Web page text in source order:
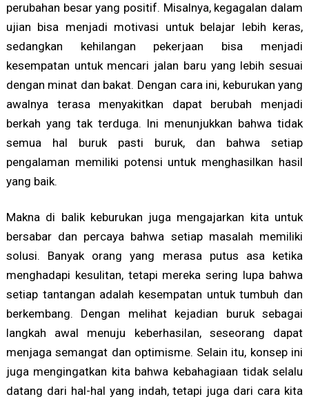
perubahan besar yang positif. Misalnya, kegagalan dalam
ujian bisa menjadi motivasi untuk belajar lebih keras,
sedangkan kehilangan pekerjaan bisa menjadi
kesempatan untuk mencari jalan baru yang lebih sesuai
dengan minat dan bakat. Dengan cara ini, keburukan yang
awalnya terasa menyakitkan dapat berubah menjadi
berkah yang tak terduga. Ini menunjukkan bahwa tidak
semua hal buruk pasti buruk, dan bahwa setiap
pengalaman memiliki potensi untuk menghasilkan hasil
yang baik.
Makna di balik keburukan juga mengajarkan kita untuk
bersabar dan percaya bahwa setiap masalah memiliki
solusi. Banyak orang yang merasa putus asa ketika
menghadapi kesulitan, tetapi mereka sering lupa bahwa
setiap tantangan adalah kesempatan untuk tumbuh dan
berkembang. Dengan melihat kejadian buruk sebagai
langkah awal menuju keberhasilan, seseorang dapat
menjaga semangat dan optimisme. Selain itu, konsep ini
juga mengingatkan kita bahwa kebahagiaan tidak selalu
datang dari hal-hal yang indah, tetapi juga dari cara kita